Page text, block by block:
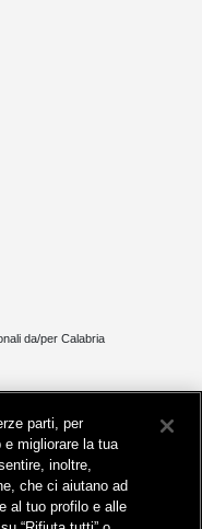
da/per Calabria
parti, per
migliorare la tua
inoltre,
che ci aiutano ad
al tuo profilo e alle